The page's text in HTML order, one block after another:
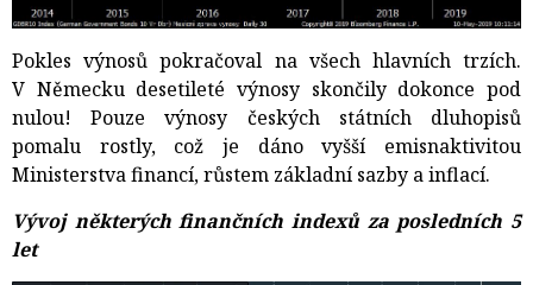
Pokles výnosů pokračoval na všech hlavních trzích.
V Německu desetileté výnosy skončily dokonce pod
nulou! Pouze výnosy českých státních dluhopisů
pomalu rostly, což je dáno vyšší emisnaktivitou
Ministerstva financí, růstem základní sazby a inflací.
Vývoj některých finančních indexů za posledních 5
let